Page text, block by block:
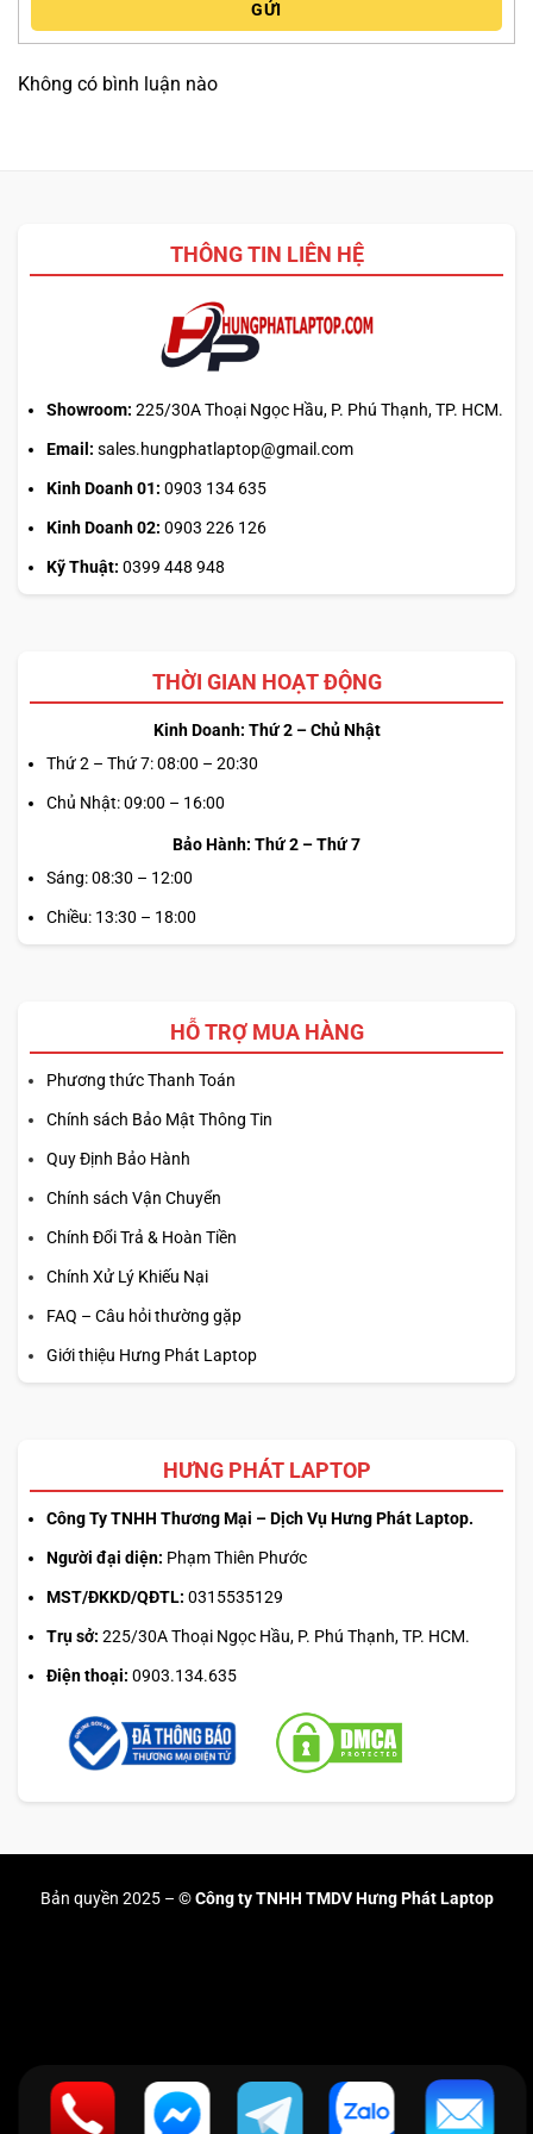
GỬI
Không có bình luận nào
THÔNG TIN LIÊN HỆ
Showroom: 225/30A Thoại Ngọc Hầu, P. Phú Thạnh, TP. HCM.
Email: sales.hungphatlaptop@gmail.com
Kinh Doanh 01: 0903 134 635
Kinh Doanh 02: 0903 226 126
Kỹ Thuật: 0399 448 948
THỜI GIAN HOẠT ĐỘNG
Kinh Doanh: Thứ 2 – Chủ Nhật
Thứ 2 – Thứ 7: 08:00 – 20:30
Chủ Nhật: 09:00 – 16:00
Bảo Hành: Thứ 2 – Thứ 7
Sáng: 08:30 – 12:00
Chiều: 13:30 – 18:00
HỖ TRỢ MUA HÀNG
Phương thức Thanh Toán
Chính sách Bảo Mật Thông Tin
Quy Định Bảo Hành
Chính sách Vận Chuyển
Chính Đổi Trả & Hoàn Tiền
Chính Xử Lý Khiếu Nại
FAQ – Câu hỏi thường gặp
Giới thiệu Hưng Phát Laptop
HƯNG PHÁT LAPTOP
Công Ty TNHH Thương Mại – Dịch Vụ Hưng Phát Laptop.
Người đại diện: Phạm Thiên Phước
MST/ĐKKD/QĐTL: 0315535129
Trụ sở: 225/30A Thoại Ngọc Hầu, P. Phú Thạnh, TP. HCM.
Điện thoại: 0903.134.635
Bản quyền 2025 – © Công ty TNHH TMDV Hưng Phát Laptop